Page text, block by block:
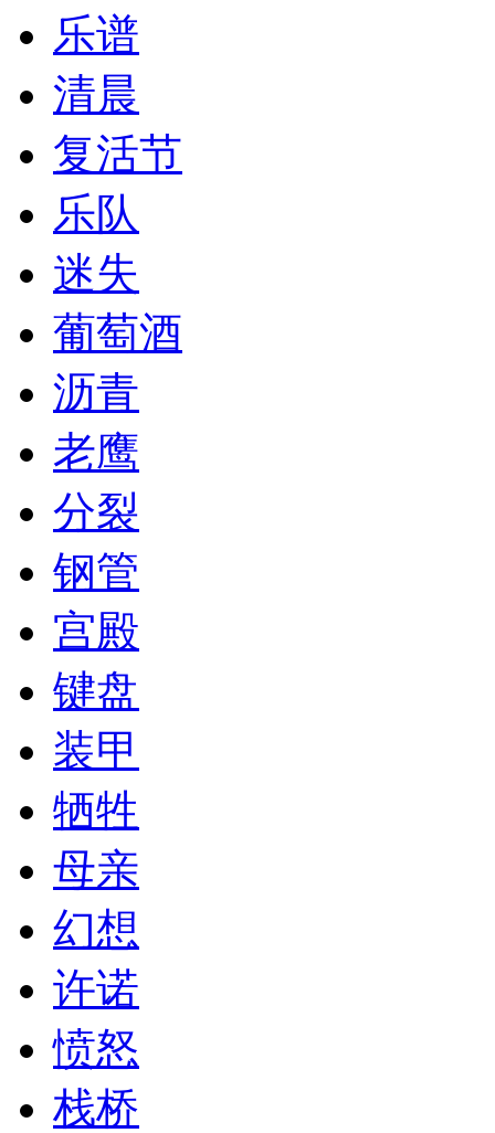
乐谱
清晨
复活节
乐队
迷失
葡萄酒
沥青
老鹰
分裂
钢管
宫殿
键盘
装甲
牺牲
母亲
幻想
许诺
愤怒
栈桥